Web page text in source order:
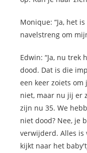
Monique: “Ja, het
navelstreng om
Edwin: “Ja, nu trek
dood. Dat is die
een keer zoiets
niet, maar nu jij er
zijn nu 35. We
niet dood? Nee, je
verwijderd. Alles is
kijkt naar het